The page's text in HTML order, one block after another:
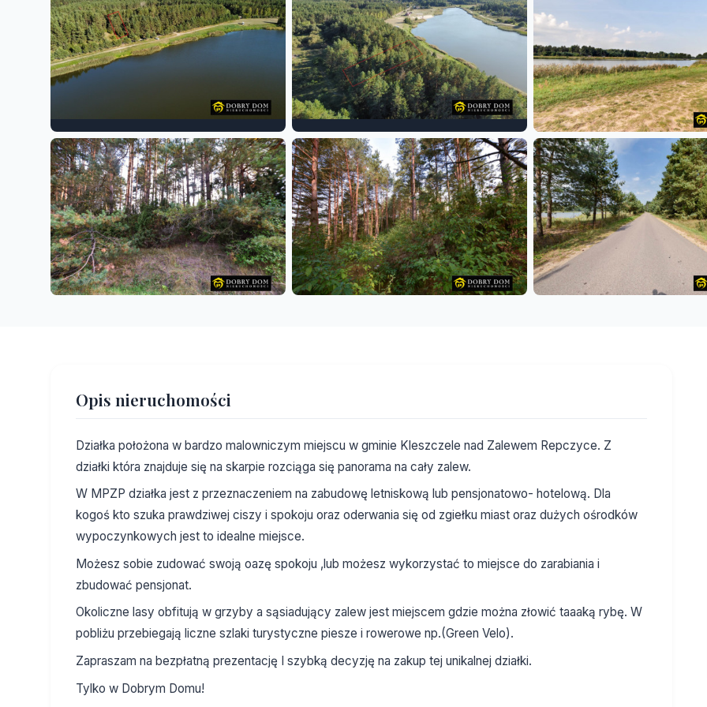
Opis nieruchomości
Działka położona w bardzo malowniczym miejscu w gminie Kleszczele nad Zalewem Repczyce. Z
działki która znajduje się na skarpie rozciąga się panorama na cały zalew.
W MPZP działka jest z przeznaczeniem na zabudowę letniskową lub pensjonatowo- hotelową. Dla
kogoś kto szuka prawdziwej ciszy i spokoju oraz oderwania się od zgiełku miast oraz dużych ośrodków
wypoczynkowych jest to idealne miejsce.
Możesz sobie zudować swoją oazę spokoju ,lub możesz wykorzystać to miejsce do zarabiania i
zbudować pensjonat.
Okoliczne lasy obfitują w grzyby a sąsiadujący zalew jest miejscem gdzie można złowić taaaką rybę. W
pobliżu przebiegają liczne szlaki turystyczne piesze i rowerowe np.(Green Velo).
Zapraszam na bezpłatną prezentację I szybką decyzję na zakup tej unikalnej działki.
Tylko w Dobrym Domu!